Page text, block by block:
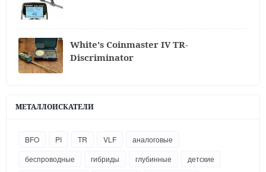
White's Coinmaster IV TR-
Discriminator
МЕТАЛЛОИСКАТЕЛИ
BFO PI TR VLF
аналоговые
беспроводные
гибриды глубинные
детские